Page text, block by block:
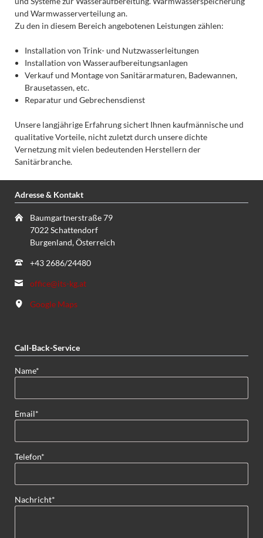
und Warmwasserverteilung an.
Zu den in diesem Bereich angebotenen Leistungen zählen:
Installation von Trink- und Nutzwasserleitungen
Installation von Wasseraufbereitungsanlagen
Verkauf und Montage von Sanitärarmaturen, Badewannen,
Brausetassen, etc.
Reparatur und Gebrechensdienst
Unsere langjährige Erfahrung sichert Ihnen kaufmännische und
qualitative Vorteile, nicht zuletzt durch unsere dichte
Vernetzung mit vielen bedeutenden Herstellern der
Sanitärbranche.
Adresse & Kontakt
Baumgartnerstraße 79
7022 Schattendorf
Burgenland, Österreich
+43 2686/24480
office@its-kg.at
Google Maps
Call-Back-Service
Pflichtfeld
Name*
Pflichtfeld
Email*
Pflichtfeld
Telefon*
Pflichtfeld
Nachricht*